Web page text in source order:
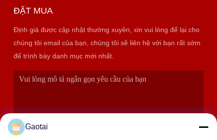
ĐẶT MUA
Định giá được cập nhật thường xuyên, xin vui lòng để lại cho
chúng tôi email của bạn, chúng tôi sẽ liên hệ với bạn rất sớm
để trình bày danh mục mới nhất.
Gaotai